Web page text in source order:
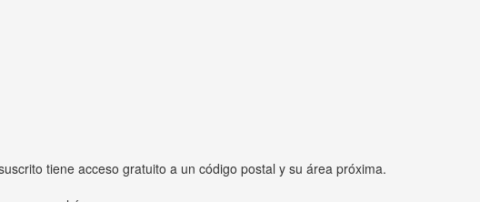
tiene acceso gratuito a un código postal y su área próxima.